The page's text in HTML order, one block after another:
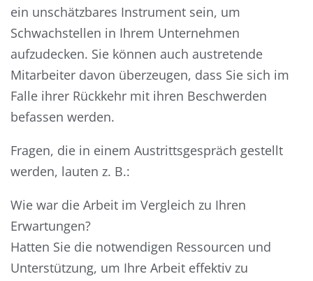
ein unschätzbares Instrument sein, um
Schwachstellen in Ihrem Unternehmen
aufzudecken. Sie können auch austretende
Mitarbeiter davon überzeugen, dass Sie sich im
Falle ihrer Rückkehr mit ihren Beschwerden
befassen werden.
Fragen, die in einem Austrittsgespräch gestellt
werden, lauten z. B.:
Wie war die Arbeit im Vergleich zu Ihren
Erwartungen?
Hatten Sie die notwendigen Ressourcen und
Unterstützung, um Ihre Arbeit effektiv zu